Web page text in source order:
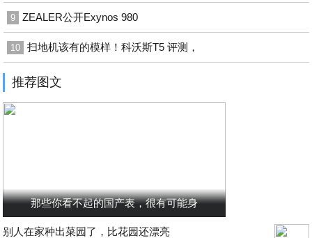
9 ZEALER公开Exynos 980
10 扫地机该有的模样！科沃斯T5 评测，
推荐图文
那些你看不起的国产表，很有可能身
别人在家种出菜园了，比花园还漂亮